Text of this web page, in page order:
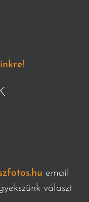
email
választ